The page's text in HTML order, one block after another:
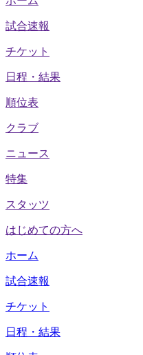
試合速報
チケット
日程・結果
順位表
クラブ
ニュース
特集
スタッツ
はじめての方へ
ホーム
試合速報
チケット
日程・結果